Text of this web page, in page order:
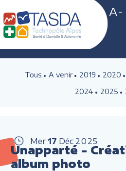
A-
Tous A venir 2019 2020
2024
2025
Mer 17 Déc 2025
Unapparté -
album photo